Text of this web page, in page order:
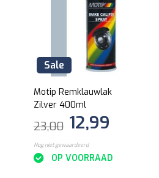
Sale
Motip Remklauwlak
Zilver 400ml
23,00 12,99
Nog niet gewaardeerd
OP VOORRAAD